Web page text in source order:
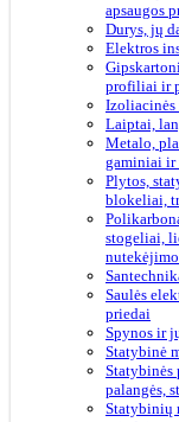
apsaugos
Durys, jų
Elektros
profiliai ir
Izoliacinės
Laiptai,
Metalo,
gaminiai ir
Plytos,
blokeliai,
stogeliai,
Saulės
priedai
Spynos ir
Statybinė
Statybinės
palangės,
Statybinių